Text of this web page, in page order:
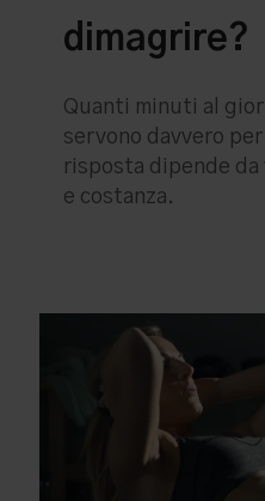
dimagrire?
Quanti minuti al
servono davvero
risposta dipende
e costanza.